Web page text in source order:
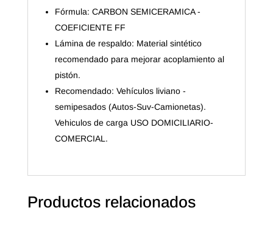
Fórmula: CARBON SEMICERAMICA -
COEFICIENTE FF
Lámina de respaldo: Material sintético
recomendado para mejorar acoplamiento al
pistón.
Recomendado: Vehículos liviano -
semipesados (Autos-Suv-Camionetas).
Vehiculos de carga USO DOMICILIARIO-
COMERCIAL.
Productos relacionados